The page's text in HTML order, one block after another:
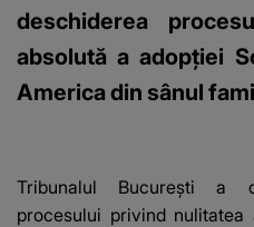
deschiderea
absolută a adopției
America din sânul
Tribunalul București a
procesului privind nulitatea